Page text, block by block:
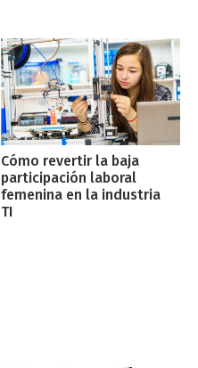
Cómo revertir la baja
participación laboral
femenina en la industria
TI